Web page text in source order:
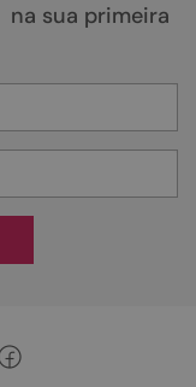
na sua primeira